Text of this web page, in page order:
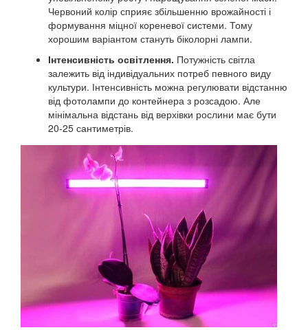
Червоний колір сприяє збільшенню врожайності і
формування міцної кореневої системи. Тому
хорошим варіантом стануть біколорні лампи.
Інтенсивність освітлення. Потужність світла
залежить від індивідуальних потреб певного виду
культури. Інтенсивність можна регулювати відстанню
від фотолампи до контейнера з розсадою. Але
мінімальна відстань від верхівки рослини має бути
20-25 сантиметрів.